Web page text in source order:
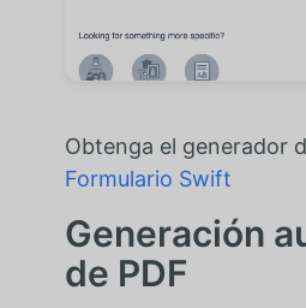
Obtenga el generador
Formulario Swift
Generación
de PDF